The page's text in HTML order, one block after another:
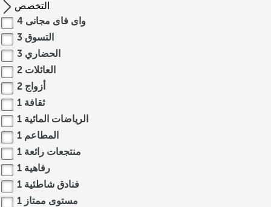
التخصص
واى فاى مجانى 4
التسوق 3
الحضاري 3
العائلات 2
أزواج 2
ثقافة 1
الرياضات المائية 1
المطاعم 1
منتجعات رائعة 1
رفاهية 1
فنادق شاطئية 1
مستوى ممتاز 1